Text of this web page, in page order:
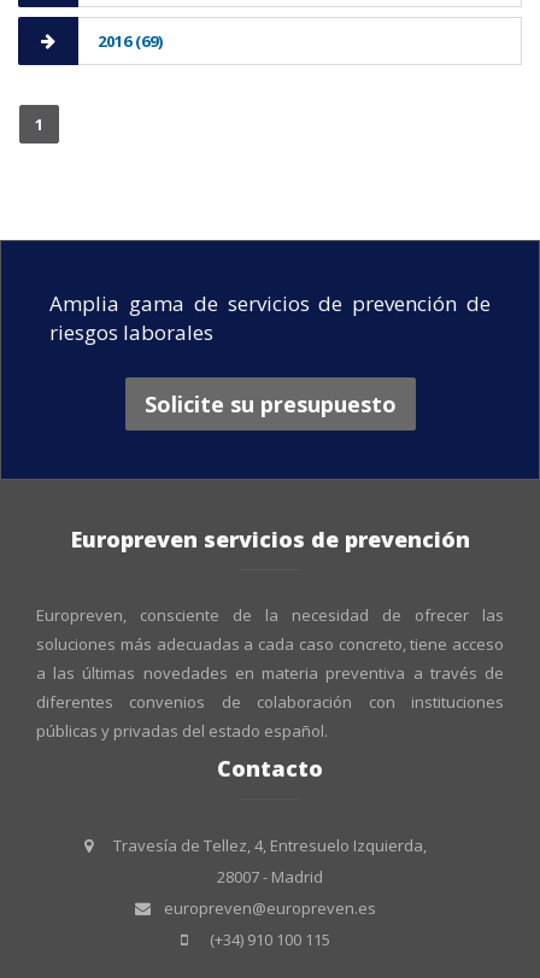
2016 (69)
1
Amplia gama de servicios de prevención de
riesgos laborales
Solicite su presupuesto
Europreven servicios de prevención
Europreven, consciente de la necesidad de ofrecer las
soluciones más adecuadas a cada caso concreto, tiene acceso
a las últimas novedades en materia preventiva a través de
diferentes convenios de colaboración con instituciones
públicas y privadas del estado español.
Contacto
Travesía de Tellez, 4, Entresuelo Izquierda,
28007 - Madrid
europreven@europreven.es
(+34) 910 100 115